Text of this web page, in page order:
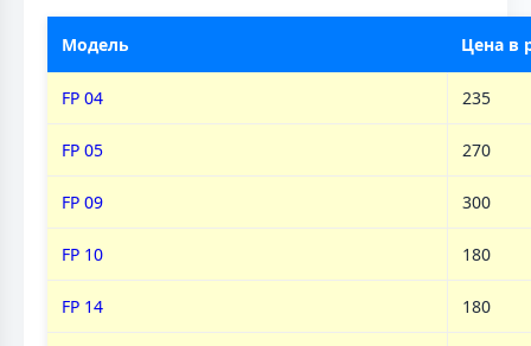
Модель Цена в
FP 04 235
FP 05 270
FP 09 300
FP 10 180
FP 14 180